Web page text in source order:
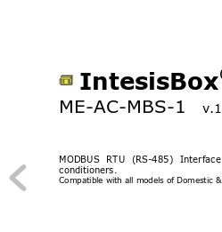
IntesisBox
ME-AC- MBS-1
MODBUS RTU (RS-485) Interface
conditioners.
Compatible with all models of Domestic